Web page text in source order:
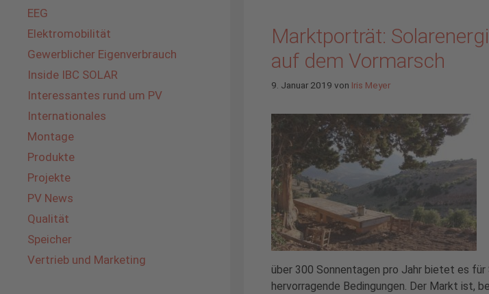
Marktporträt:
auf dem Vormarsch
9. Januar 2019 von Iris Meyer
über 300 Sonnentagen pro Jahr bietet es für
hervorragende Bedingungen. Der Markt ist,
EEG
Elektromobilität
Gewerblicher Eigenverbrauch
Inside IBC SOLAR
Interessantes rund um PV
Internationales
Montage
Produkte
Projekte
PV News
Qualität
Speicher
Vertrieb und Marketing